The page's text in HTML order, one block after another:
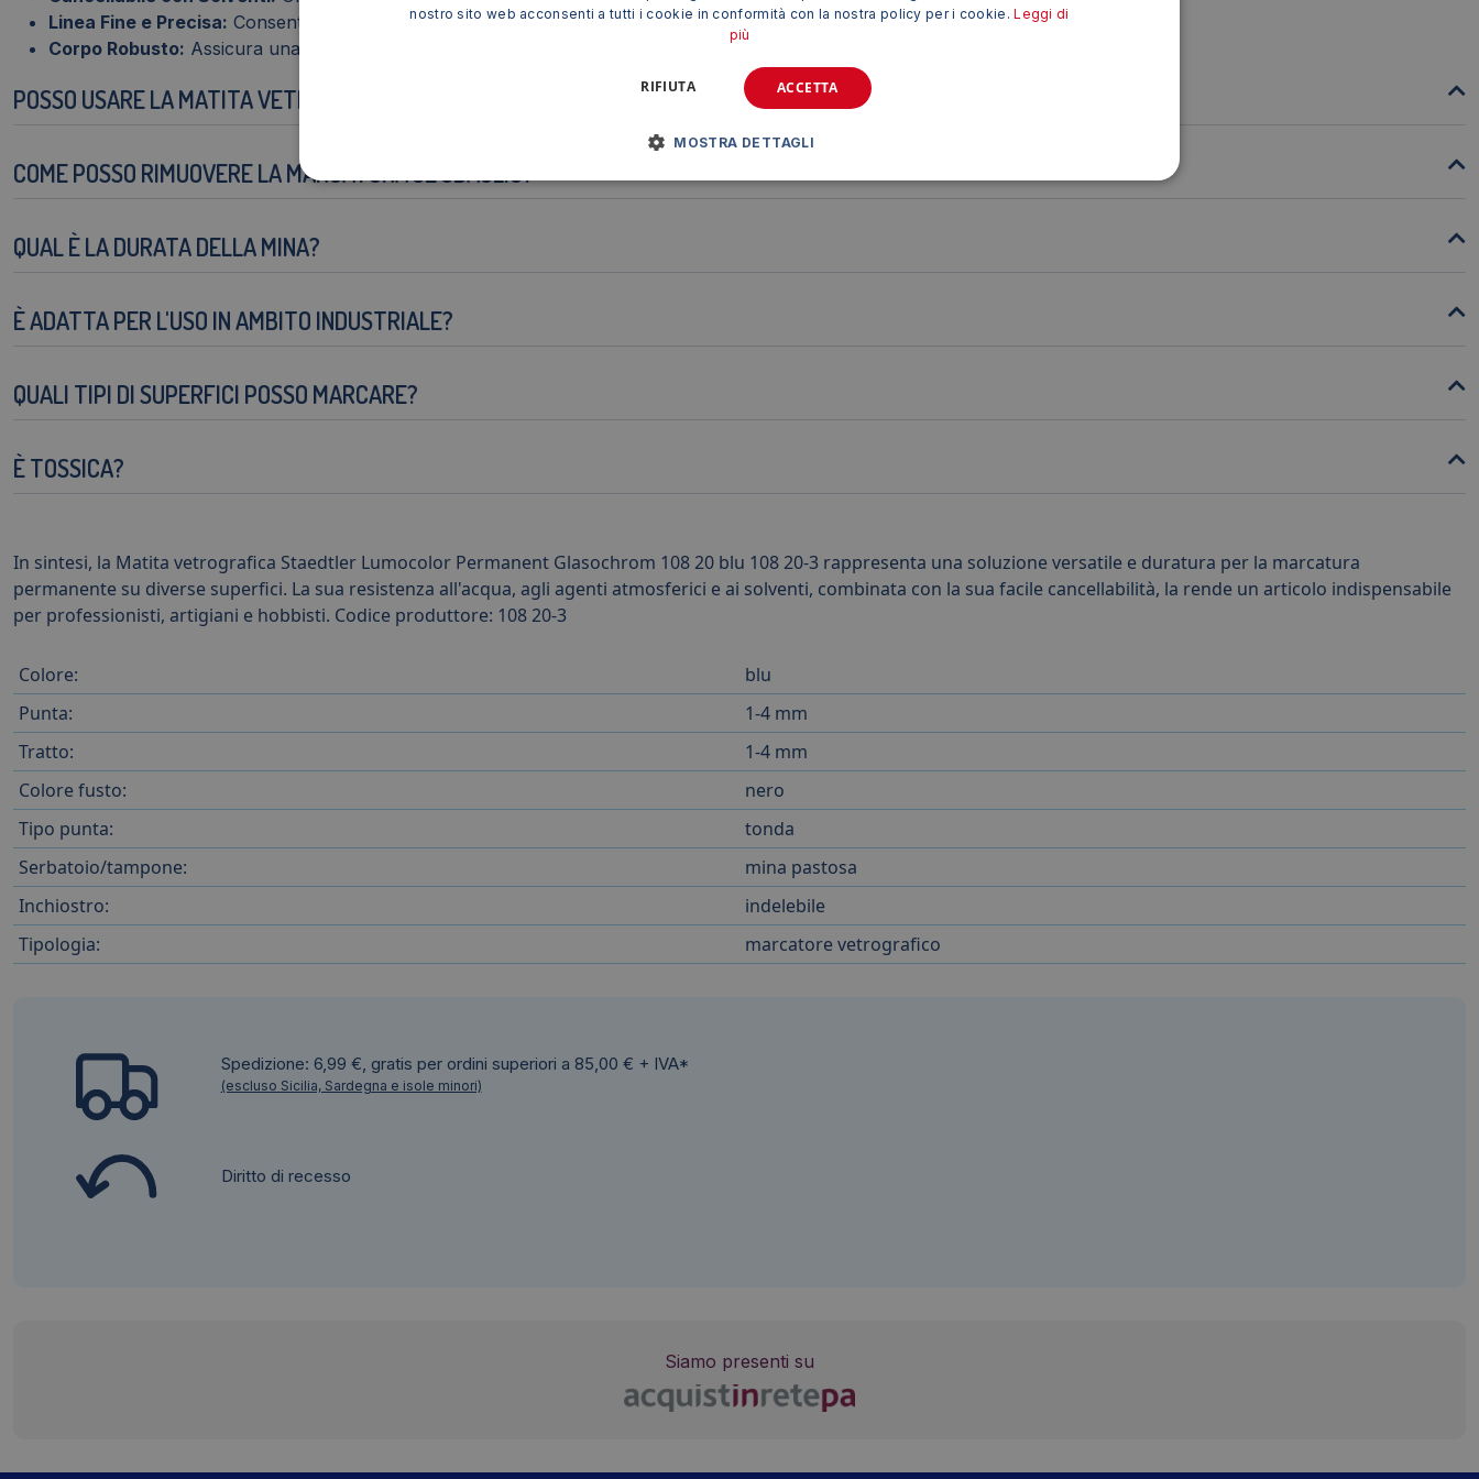
Linea Fine e Precisa: Consente una marcatura chiara e leggibile.
Corpo Robusto: Assicura una presa comoda e durevole.
POSSO USARE LA MATITA VETROGRAFICA SU SUPERFICI UMIDE?
COME POSSO RIMUOVERE LA MARCATURA SE SBAGLIO?
QUAL È LA DURATA DELLA MINA?
È ADATTA PER L'USO IN AMBITO INDUSTRIALE?
QUALI TIPI DI SUPERFICI POSSO MARCARE?
È TOSSICA?
In sintesi, la Matita vetrografica Staedtler Lumocolor Permanent Glasochrom 108 20 blu 108 20-3 rappresenta una soluzione versatile e duratura per la marcatura
permanente su diverse superfici. La sua resistenza all'acqua, agli agenti atmosferici e ai solventi, combinata con la sua facile cancellabilità, la rende un articolo indispensabile
per professionisti, artigiani e hobbisti. Codice produttore: 108 20-3
Colore:
blu
Punta:
1-4 mm
Tratto:
1-4 mm
Colore fusto:
nero
Tipo punta:
tonda
Serbatoio/tampone:
mina pastosa
Inchiostro:
indelebile
Tipologia:
marcatore vetrografico
Spedizione: 6,99 €, gratis per ordini superiori a 85,00 € + IVA*
(escluso Sicilia, Sardegna e isole minori)
Diritto di recesso
Siamo presenti su
nostro sito web acconsenti a tutti i cookie in conformità con la nostra policy per i cookie.Leggi di
più
ACCETTA
RIFIUTA
MOSTRA DETTAGLI